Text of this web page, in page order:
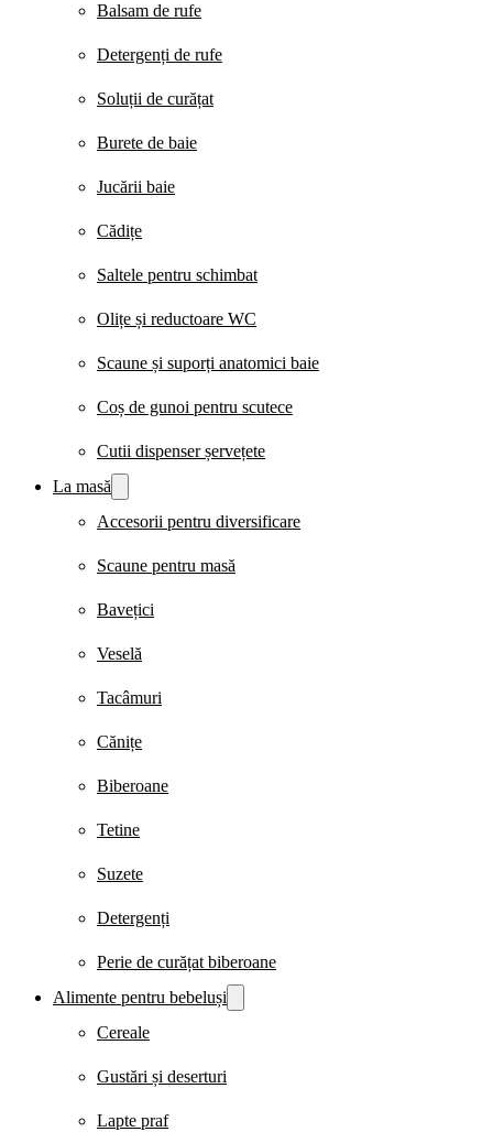
Balsam de rufe
Detergenți de rufe
Soluții de curățat
Burete de baie
Jucării baie
Cădițe
Saltele pentru schimbat
Olițe și reductoare WC
Scaune și suporți anatomici baie
Coș de gunoi pentru scutece
Cutii dispenser șervețete
La masă
Accesorii pentru diversificare
Scaune pentru masă
Bavețici
Veselă
Tacâmuri
Cănițe
Biberoane
Tetine
Suzete
Detergenți
Perie de curățat biberoane
Alimente pentru bebeluși
Cereale
Gustări și deserturi
Lapte praf